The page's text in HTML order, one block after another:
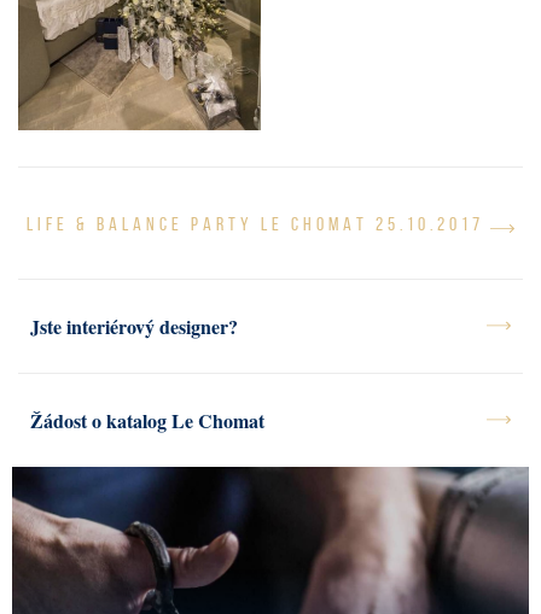
LIFE & BALANCE PARTY LE CHOMAT 25.10.2017
Jste interiérový designer?
Žádost o katalog Le Chomat